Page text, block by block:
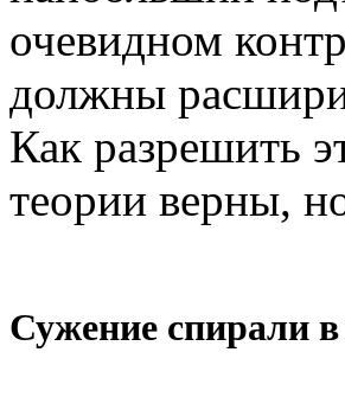
очевидном
должны
Как разрешить
теории верны,
Сужение спирали в